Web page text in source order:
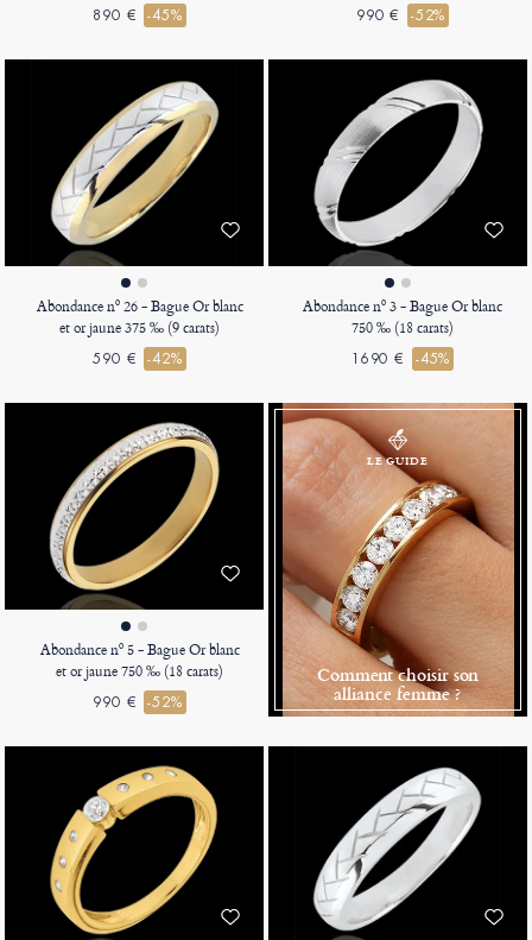
890 € -45% 990 € -52%
Abondance nº 26 - Bague Or blanc
et or jaune 375 ‰ (9 carats)
590 € -42%
Abondance nº 3 - Bague Or blanc
750 ‰ (18 carats)
1690 € -45%
Abondance nº 5 - Bague Or blanc
et or jaune 750 ‰ (18 carats)
990 € -52%
LE GUIDE
Comment choisir son
alliance femme ?